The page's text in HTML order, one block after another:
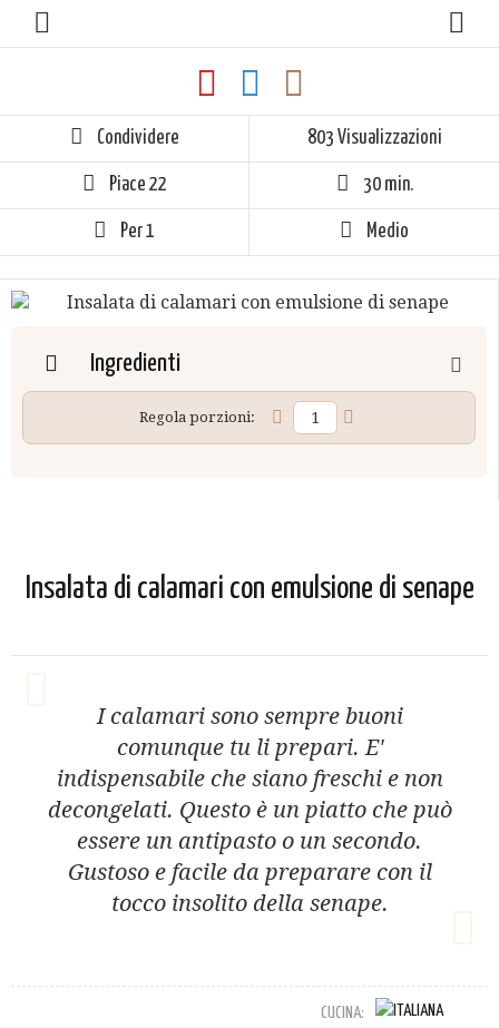
Condividere 803 Visualizzazioni
Piace 22 30 min.
Per 1 Medio
Ingredienti
Regola porzioni:
Insalata di calamari con emulsione di senape
I calamari sono sempre buoni
comunque tu li prepari. E'
indispensabile che siano freschi e non
decongelati. Questo è un piatto che può
essere un antipasto o un secondo.
Gustoso e facile da preparare con il
tocco insolito della senape.
CUCINA: